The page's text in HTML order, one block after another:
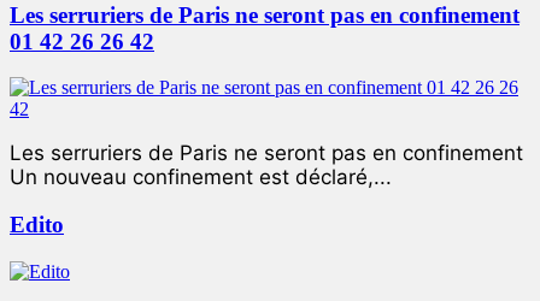
Les serruriers de Paris ne seront pas en confinement
01 42 26 26 42
Les serruriers de Paris ne seront pas en confinement
Un nouveau confinement est déclaré,...
Edito